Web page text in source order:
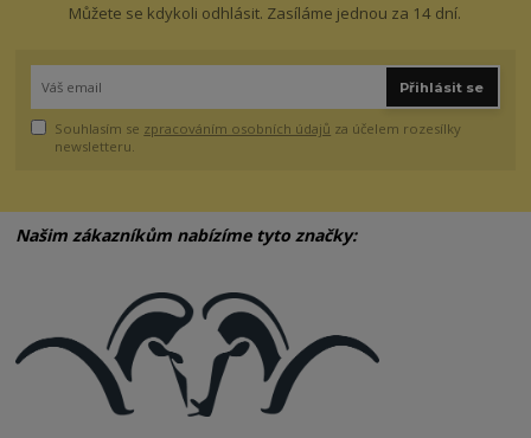
Můžete se kdykoli odhlásit. Zasíláme jednou za 14 dní.
Přihlásit se
Souhlasím se zpracováním osobních údajů za účelem rozesílky
newsletteru.
Našim zákazníkům nabízíme tyto značky: